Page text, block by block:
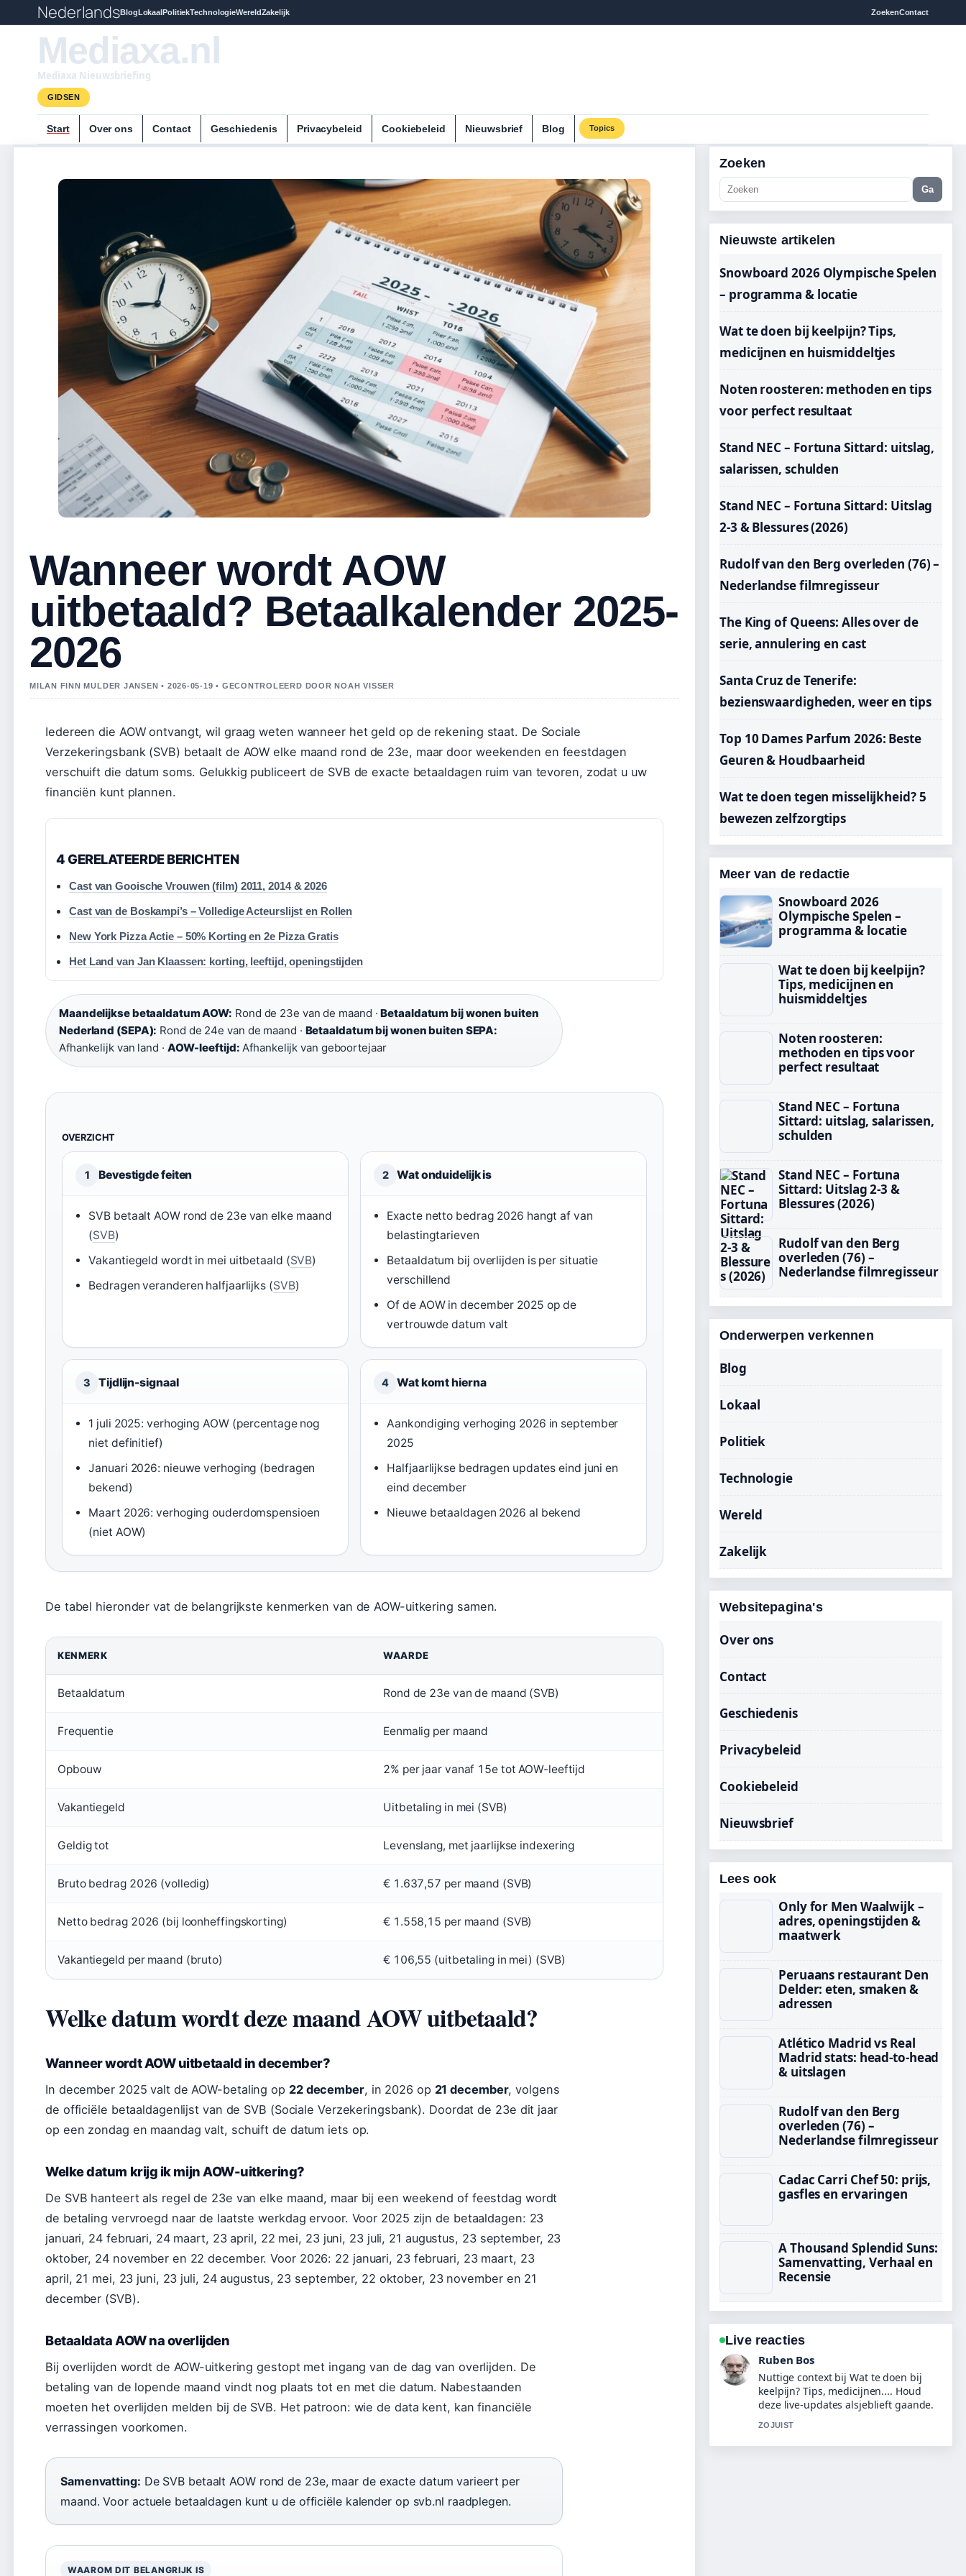
NederlandsBlogLokaalPolitiekTechnologieWereldZakelijk ZoekenContact
Mediaxa.nl
Mediaxa Nieuwsbriefing
GIDSEN
Start Over ons Contact Geschiedenis Privacybeleid Cookiebeleid Nieuwsbrief Blog Topics
Wanneer wordt AOW
uitbetaald? Betaalkalender 2025-
2026
MILAN FINN MULDER JANSEN • 2026-05-19 • GECONTROLEERD DOOR NOAH VISSER
Iedereen die AOW ontvangt, wil graag weten wanneer het geld op de rekening staat. De Sociale
Verzekeringsbank (SVB) betaalt de AOW elke maand rond de 23e, maar door weekenden en feestdagen
verschuift die datum soms. Gelukkig publiceert de SVB de exacte betaaldagen ruim van tevoren, zodat u uw
financiën kunt plannen.
4 GERELATEERDE BERICHTEN
Cast van Gooische Vrouwen (film) 2011, 2014 & 2026
Cast van de Boskampi’s – Volledige Acteurslijst en Rollen
New York Pizza Actie – 50% Korting en 2e Pizza Gratis
Het Land van Jan Klaassen: korting, leeftijd, openingstijden
Maandelijkse betaaldatum AOW: Rond de 23e van de maand ·Betaaldatum bij wonen buiten
Nederland (SEPA): Rond de 24e van de maand · Betaaldatum bij wonen buiten SEPA:
Afhankelijk van land · AOW-leeftijd: Afhankelijk van geboortejaar
OVERZICHT
1 Bevestigde feiten
SVB betaalt AOW rond de 23e van elke maand
(SVB)
Vakantiegeld wordt in mei uitbetaald (SVB)
Bedragen veranderen halfjaarlijks (SVB)
2 Wat onduidelijk is
Exacte netto bedrag 2026 hangt af van
belastingtarieven
Betaaldatum bij overlijden is per situatie
verschillend
Of de AOW in december 2025 op de
vertrouwde datum valt
3 Tijdlijn-signaal
1 juli 2025: verhoging AOW (percentage nog
niet definitief)
Januari 2026: nieuwe verhoging (bedragen
bekend)
Maart 2026: verhoging ouderdomspensioen
(niet AOW)
4 Wat komt hierna
Aankondiging verhoging 2026 in september
2025
Halfjaarlijkse bedragen updates eind juni en
eind december
Nieuwe betaaldagen 2026 al bekend
De tabel hieronder vat de belangrijkste kenmerken van de AOW-uitkering samen.
KENMERK WAARDE
Betaaldatum Rond de 23e van de maand (SVB)
Frequentie Eenmalig per maand
Opbouw 2% per jaar vanaf 15e tot AOW-leeftijd
Vakantiegeld Uitbetaling in mei (SVB)
Geldig tot Levenslang, met jaarlijkse indexering
Bruto bedrag 2026 (volledig) € 1.637,57 per maand (SVB)
Netto bedrag 2026 (bij loonheffingskorting) € 1.558,15 per maand (SVB)
Vakantiegeld per maand (bruto) € 106,55 (uitbetaling in mei) (SVB)
Welke datum wordt deze maand AOW uitbetaald?
Wanneer wordt AOW uitbetaald in december?
In december 2025 valt de AOW-betaling op 22 december, in 2026 op 21 december, volgens
de officiële betaaldagenlijst van de SVB (Sociale Verzekeringsbank). Doordat de 23e dit jaar
op een zondag en maandag valt, schuift de datum iets op.
Welke datum krijg ik mijn AOW-uitkering?
De SVB hanteert als regel de 23e van elke maand, maar bij een weekend of feestdag wordt
de betaling vervroegd naar de laatste werkdag ervoor. Voor 2025 zijn de betaaldagen: 23
januari, 24 februari, 24 maart, 23 april, 22 mei, 23 juni, 23 juli, 21 augustus, 23 september, 23
oktober, 24 november en 22 december. Voor 2026: 22 januari, 23 februari, 23 maart, 23
april, 21 mei, 23 juni, 23 juli, 24 augustus, 23 september, 22 oktober, 23 november en 21
december (SVB).
Betaaldata AOW na overlijden
Bij overlijden wordt de AOW-uitkering gestopt met ingang van de dag van overlijden. De
betaling van de lopende maand vindt nog plaats tot en met die datum. Nabestaanden
moeten het overlijden melden bij de SVB. Het patroon: wie de data kent, kan financiële
verrassingen voorkomen.
Samenvatting: De SVB betaalt AOW rond de 23e, maar de exacte datum varieert per
maand. Voor actuele betaaldagen kunt u de officiële kalender op svb.nl raadplegen.
WAAROM DIT BELANGRIJK IS
Zoeken
Ga
Nieuwste artikelen
Snowboard 2026 Olympische Spelen
– programma & locatie
Wat te doen bij keelpijn? Tips,
medicijnen en huismiddeltjes
Noten roosteren: methoden en tips
voor perfect resultaat
Stand NEC – Fortuna Sittard: uitslag,
salarissen, schulden
Stand NEC – Fortuna Sittard: Uitslag
2-3 & Blessures (2026)
Rudolf van den Berg overleden (76) –
Nederlandse filmregisseur
The King of Queens: Alles over de
serie, annulering en cast
Santa Cruz de Tenerife:
bezienswaardigheden, weer en tips
Top 10 Dames Parfum 2026: Beste
Geuren & Houdbaarheid
Wat te doen tegen misselijkheid? 5
bewezen zelfzorgtips
Meer van de redactie
Snowboard 2026
Olympische Spelen –
programma & locatie
Wat te doen bij keelpijn?
Tips, medicijnen en
huismiddeltjes
Noten roosteren:
methoden en tips voor
perfect resultaat
Stand NEC – Fortuna
Sittard: uitslag, salarissen,
schulden
Stand NEC – Fortuna
Sittard: Uitslag 2-3 &
Blessures (2026)
Rudolf van den Berg
overleden (76) –
Nederlandse filmregisseur
Onderwerpen verkennen
Blog
Lokaal
Politiek
Technologie
Wereld
Zakelijk
Websitepagina's
Over ons
Contact
Geschiedenis
Privacybeleid
Cookiebeleid
Nieuwsbrief
Lees ook
Only for Men Waalwijk –
adres, openingstijden &
maatwerk
Peruaans restaurant Den
Delder: eten, smaken &
adressen
Atlético Madrid vs Real
Madrid stats: head-to-head
& uitslagen
Rudolf van den Berg
overleden (76) –
Nederlandse filmregisseur
Cadac Carri Chef 50: prijs,
gasfles en ervaringen
A Thousand Splendid Suns:
Samenvatting, Verhaal en
Recensie
Live reacties
Sanne Bakker
De berichtgeving over Noten
roosteren: methoden en tips voor
perfect... voelt solide en goed te